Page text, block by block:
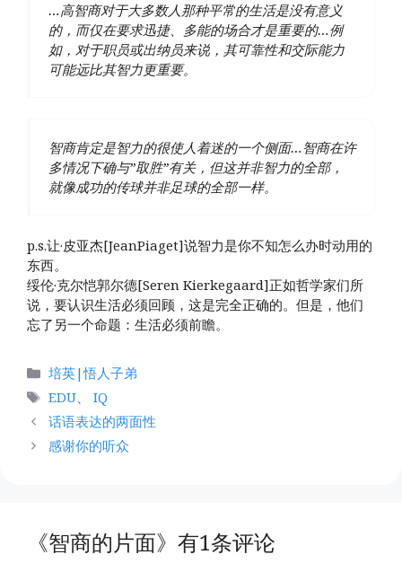
…高智商对于大多数人那种平常的生活是没有意义
的，而仅在要求迅捷、多能的场合才是重要的…例
如，对于职员或出纳员来说，其可靠性和交际能力
可能远比其智力更重要。
智商肯定是智力的很使人着迷的一个侧面…智商在许
多情况下确与”取胜”有关，但这并非智力的全部，
就像成功的传球并非足球的全部一样。
p.s.让·皮亚杰[JeanPiaget]说智力是你不知怎么办时动用的
东西。
绥伦·克尔恺郭尔德[Seren Kierkegaard]正如哲学家们所
说，要认识生活必须回顾，这是完全正确的。但是，他们
忘了另一个命题：生活必须前瞻。
分
类
培英|悟人子弟
标
签
EDU、 IQ
话语表达的两面性
感谢你的听众
《智商的片面》有1条评论